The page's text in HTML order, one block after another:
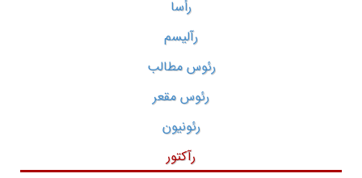
رأسا
رآلیسم
رئوس مطالب
رئوس مقعر
رئونیون
رآکتور